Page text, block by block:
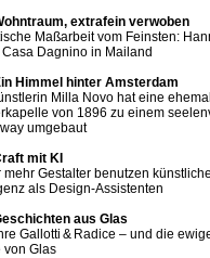
extrafein verwoben
Maßarbeit vom Feinsten:
Casa Dagnino in Mailand
Himmel hinter Amsterdam
Milla Novo hat eine
von 1896 zu einem
umgebaut
mit KI
mehr Gestalter benutzen
als Design-Assistenten
aus Glas
Gallotti & Radice – und die
von Glas